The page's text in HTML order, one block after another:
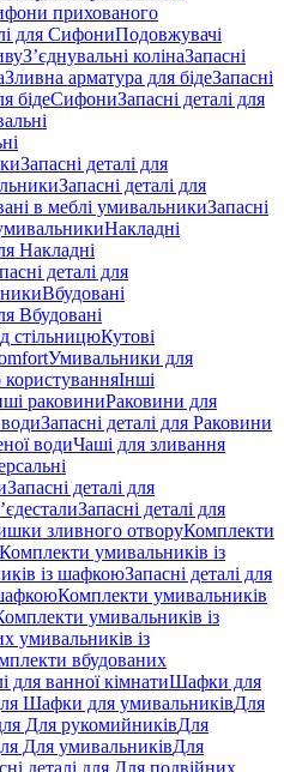
прихованого
для СифониПодовжувачі
З’єднувальні колінаЗапасні
Зливна арматура для бідеЗапасні
бідеСифониЗапасні деталі для
Запасні деталі для
Запасні деталі для
в меблі умивальникиЗапасні
Накладні
Накладні
деталі для
Вбудовані
Вбудовані
стільницюКутові
Умивальники для
Інші
раковиниРаковини для
Запасні деталі для Раковини
водиЧаші для зливання
Запасні деталі для
Запасні деталі для
зливного отворуКомплекти
Комплекти умивальників із
із шафкоюЗапасні деталі для
Комплекти умивальників
умивальників із
умивальників із
вбудованих
для ванної кімнатиШафки для
Шафки для умивальниківДля
Для рукомийниківДля
Для умивальниківДля
деталі для Для подвійних